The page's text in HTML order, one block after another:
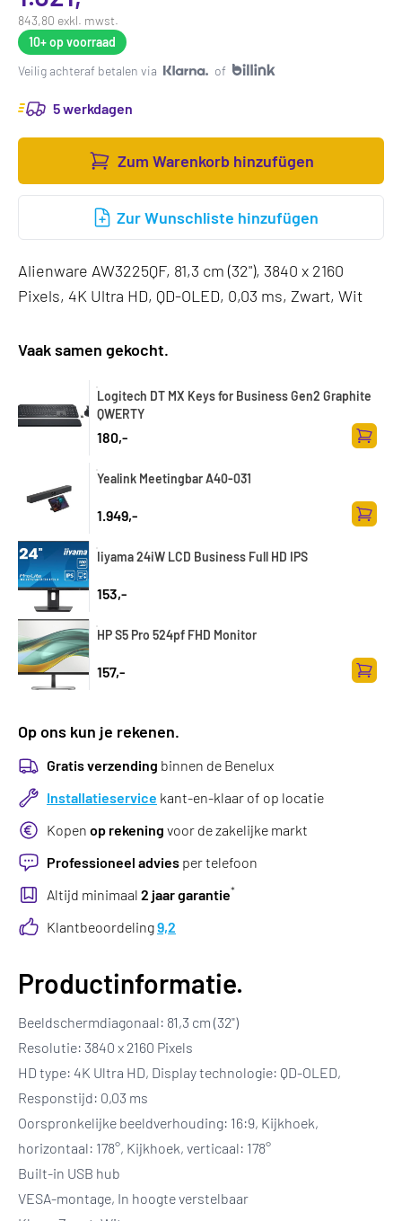
843,80 exkl. mwst.
10+op voorraad
Veilig achteraf betalen via
of
5 werkdagen
Zum Warenkorb hinzufügen
Zur Wunschliste hinzufügen
Alienware AW3225QF, 81,3 cm (32"), 3840 x 2160
Pixels, 4K Ultra HD, QD-OLED, 0,03 ms, Zwart, Wit
Vaak samen gekocht.
Logitech DT MX Keys for Business Gen2 Graphite
QWERTY
180,-
Zum
Yealink Meetingbar A40-031
1.949,-
Zum
Iiyama 24iW LCD Business Full HD IPS
153,-
HP S5 Pro 524pf FHD Monitor
157,-
Zum
Op ons kun je rekenen.
Gratis verzending binnen de Benelux
Installatieservice kant-en-klaar of op locatie
Kopen op rekening voor de zakelijke markt
Professioneel advies per telefoon
Altijd minimaal 2 jaar garantie*
Klantbeoordeling9,2
Productinformatie.
Beeldschermdiagonaal: 81,3 cm (32")
Resolutie: 3840 x 2160 Pixels
HD type: 4K Ultra HD, Display technologie: QD-OLED,
Responstijd: 0,03 ms
Oorspronkelijke beeldverhouding: 16:9, Kijkhoek,
horizontaal: 178°, Kijkhoek, verticaal: 178°
Built-in USB hub
VESA-montage, In hoogte verstelbaar